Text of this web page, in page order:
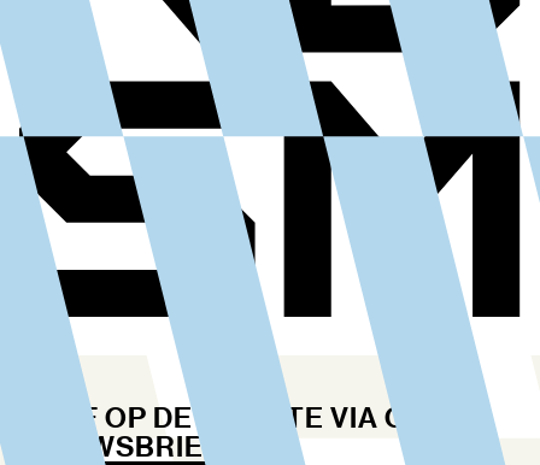
BLIJF OP DE HOOGTE VIA ONZE
NIEUWSBRIEF